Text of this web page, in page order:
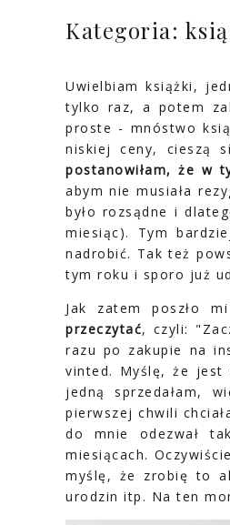
Kategoria:
Uwielbiam książki,
tylko raz, a potem
proste - mnóstwo
niskiej ceny, cieszą
postanowiłam, że w
abym nie musiała
było rozsądne i
miesiąc). Tym
nadrobić. Tak też
tym roku i sporo już
Jak zatem poszło
przeczytać, czyli:
razu po zakupie na
vinted. Myślę, że jest
jedną sprzedałam,
pierwszej chwili
do mnie odezwał
miesiącach.
myślę, że zrobię to
urodzin itp. Na ten